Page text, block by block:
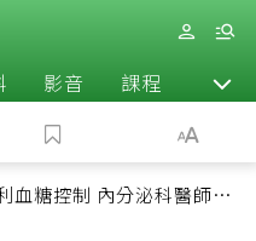
影音 課程 退休
血糖控制 內分泌科醫師最